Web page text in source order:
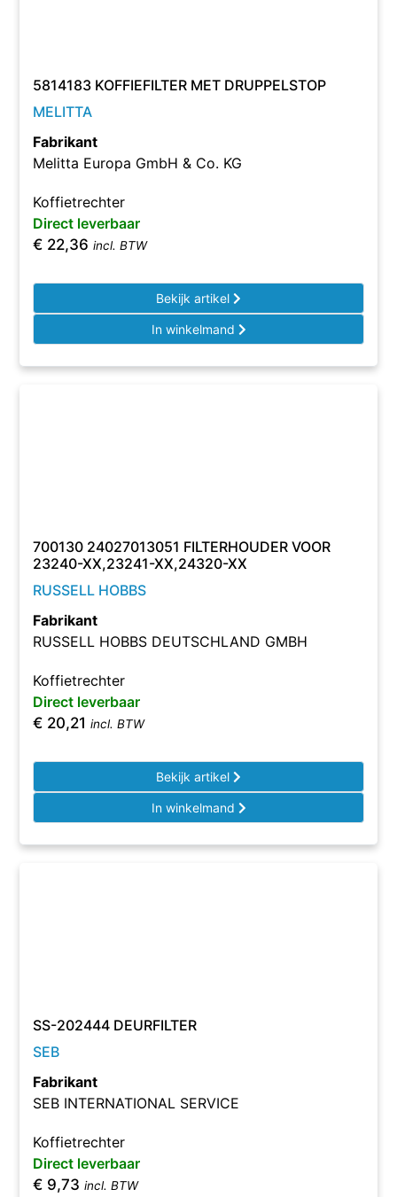
5814183 KOFFIEFILTER MET DRUPPELSTOP
MELITTA
Fabrikant
Melitta Europa GmbH & Co. KG
Koffietrechter
Direct leverbaar
€ 22,36 incl. BTW
Bekijk artikel
In winkelmand
700130 24027013051 FILTERHOUDER VOOR
23240-XX,23241-XX,24320-XX
RUSSELL HOBBS
Fabrikant
RUSSELL HOBBS DEUTSCHLAND GMBH
Koffietrechter
Direct leverbaar
€ 20,21 incl. BTW
Bekijk artikel
In winkelmand
SS-202444 DEURFILTER
SEB
Fabrikant
SEB INTERNATIONAL SERVICE
Koffietrechter
Direct leverbaar
€ 9,73 incl. BTW